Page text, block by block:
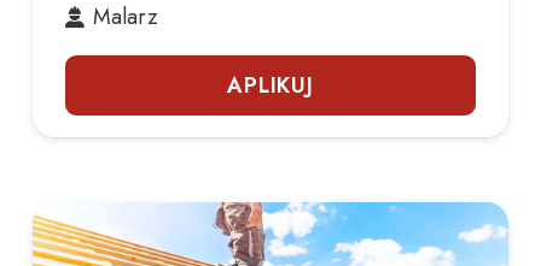
Malarz
APLIKUJ